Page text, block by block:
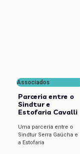
Associados
Parceria entre o
Sindtur e
Estofaria Cavalli
Uma parceria entre o
Sindtur Serra Gaúcha e
a Estofaria